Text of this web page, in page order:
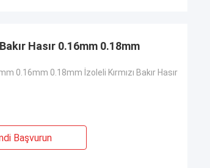
Bakır Hasır 0.16mm 0.18mm
0.16mm 0.18mm İzoleli Kırmızı Bakır Hasır
Başvurun